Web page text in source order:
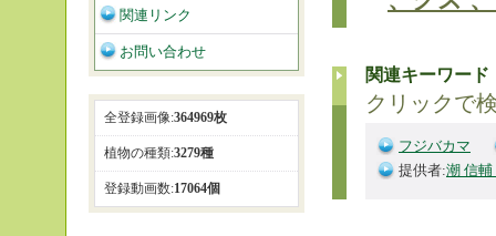
関連キーワード
クリックで
フジバカマ
提供者:潮 信
関連リンク
お問い合わせ
全登録画像:364969枚
植物の種類:3279種
登録動画数:17064個